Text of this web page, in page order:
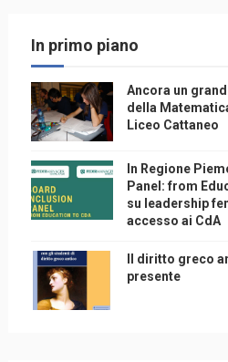
In primo piano
Ancora un
della
Liceo Cattaneo
In Regione
Panel: from
su leadership
accesso ai CdA
Il diritto greco
presente